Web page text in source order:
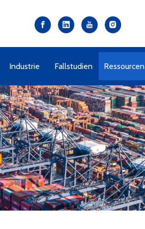
Industrie Fallstudien Ressourcen